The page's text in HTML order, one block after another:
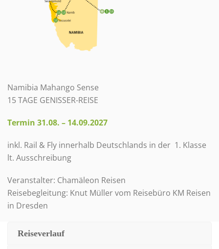
Namibia Mahango Sense
15 TAGE GENISSER-REISE
Termin 31.08. – 14.09.2027
inkl. Rail & Fly innerhalb Deutschlands in der 1. Klasse
lt. Ausschreibung
Veranstalter: Chamäleon Reisen
Reisebegleitung: Knut Müller vom Reisebüro KM Reisen
in Dresden
Reiseverlauf